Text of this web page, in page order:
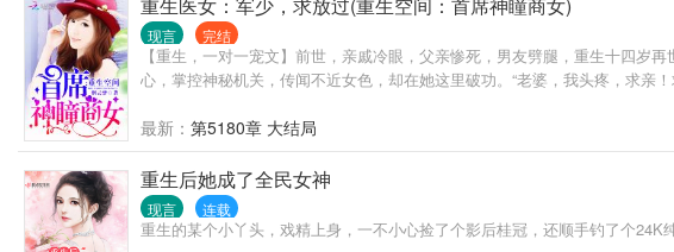
现言 完结
【重生，一对一宠文】前世，亲戚冷眼，父亲惨死，男友劈腿，重生十四岁
心，掌控神秘机关，传闻不近女色，却在她这里破功。“老婆，我头疼，求亲
最新： 第5180章 大结局
重生后她成了全民女神
现言 连载
重生的某个小丫头，戏精上身，一不小心捡了个影后桂冠，还顺手钓了个24K